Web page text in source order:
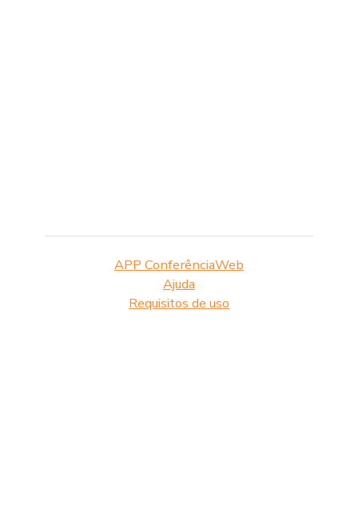
APP ConferênciaWeb
Ajuda
Requisitos de uso